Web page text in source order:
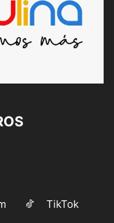
TikTok